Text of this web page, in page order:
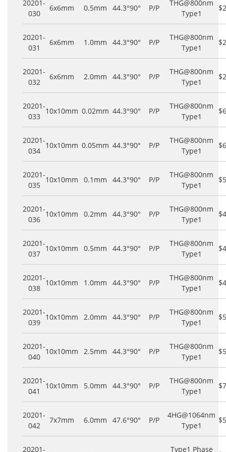
20201-
030
6x6mm 0.5mm 44.3°90° P/P
THG@800nm
Type1
20201-
031
6x6mm 1.0mm 44.3°90° P/P
THG@800nm
Type1
20201-
032
6x6mm 2.0mm 44.3°90° P/P
THG@800nm
Type1
20201-
033
10x10mm 0.02mm 44.3°90° P/P
THG@800nm
Type1
20201-
034
10x10mm 0.05mm 44.3°90° P/P
THG@800nm
Type1
20201-
035
10x10mm 0.1mm 44.3°90° P/P
THG@800nm
Type1
20201-
036
10x10mm 0.2mm 44.3°90° P/P
THG@800nm
Type1
20201-
037
10x10mm 0.5mm 44.3°90° P/P
THG@800nm
Type1
20201-
038
10x10mm 1.0mm 44.3°90° P/P
THG@800nm
Type1
20201-
039
10x10mm 2.0mm 44.3°90° P/P
THG@800nm
Type1
20201-
040
10x10mm 2.5mm 44.3°90° P/P
THG@800nm
Type1
20201-
041
10x10mm 5.0mm 44.3°90° P/P
THG@800nm
Type1
20201-
042
7x7mm 6.0mm 47.6°90° P/P
4HG@1064nm
Type1
20201-
Type1 Phase